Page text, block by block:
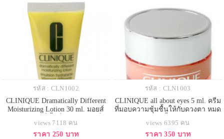
รหัส : CLN1002
CLINIQUE Dramatically Different
Moisturizing Lotion 30 ml. มอยส์
ของแบรนด์คลีนิค ให้ความชุ่มชื่นแก่
ผิว ทำให้ผิวนุ่มเนียนเรียบเนียนขึ้น
views 7118 คน
ราคา 250 บาท
รหัส : CLN1003
CLINIQUE all about eyes 5 ml. ครีม
ที่มอบความชุ้มชื้นให้กับดวงตา หมด
views 6395 คน
ราคา 350 บาท